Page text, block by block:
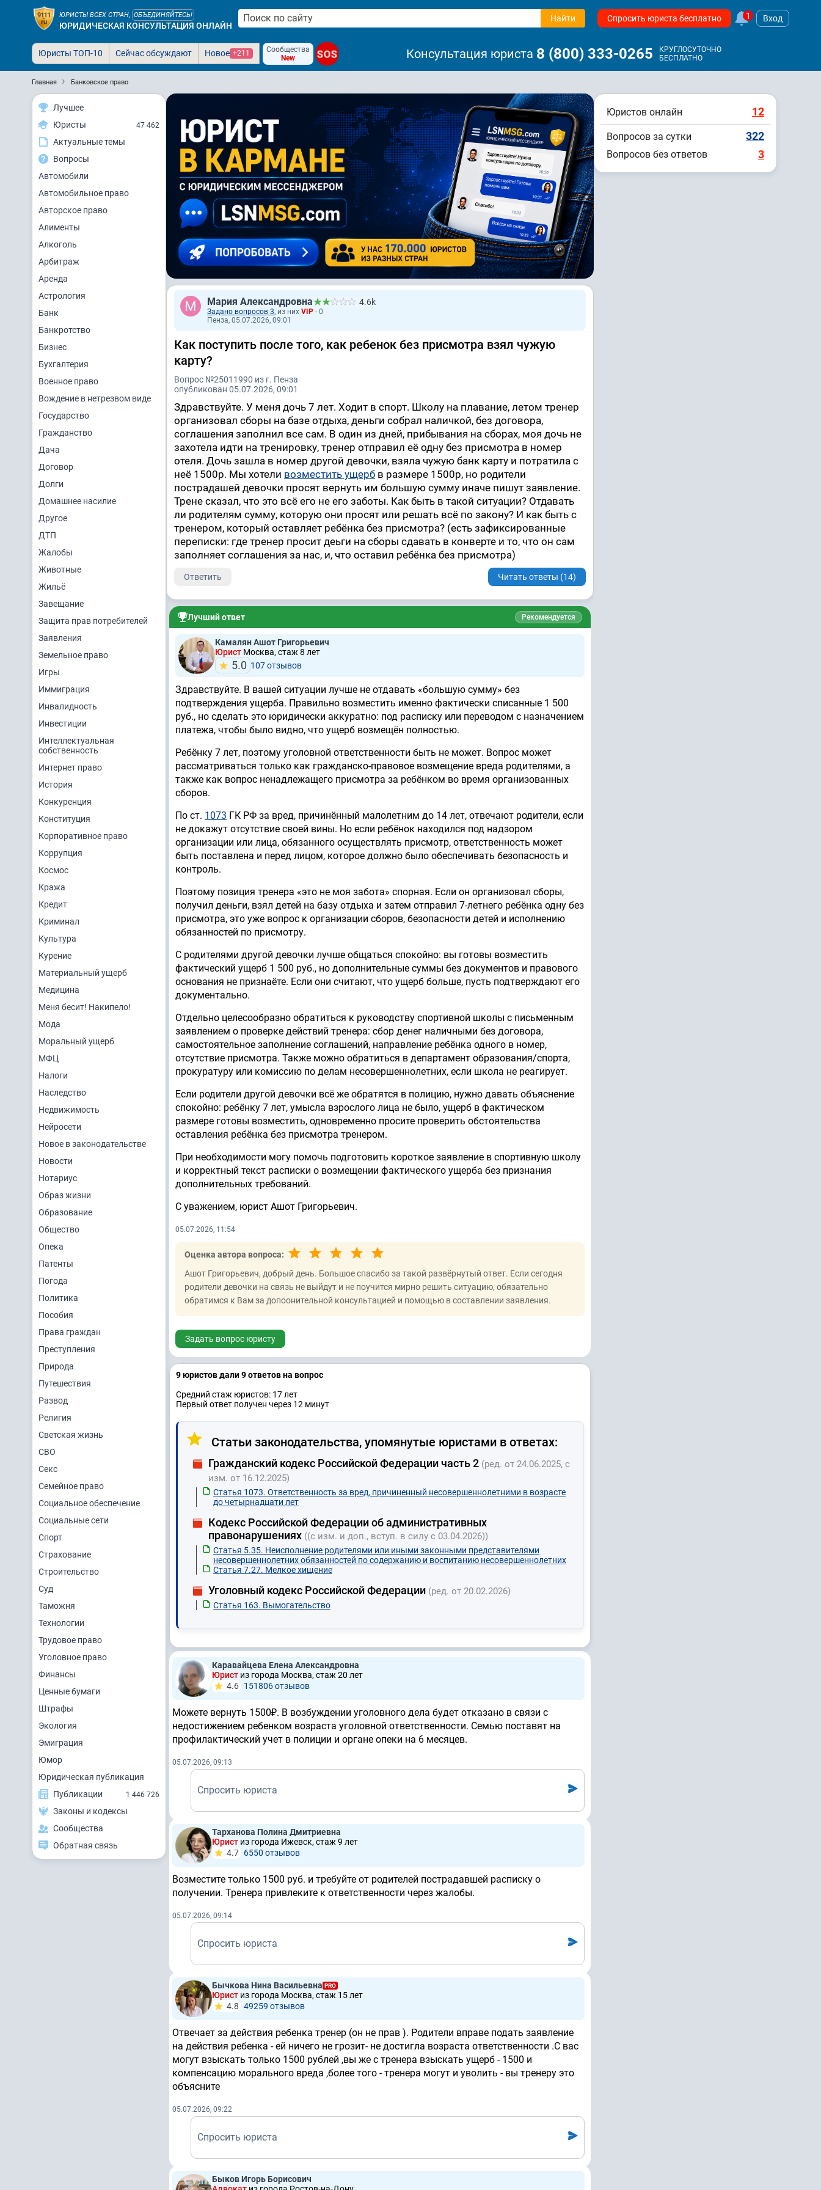
ЮРИСТЫ ВСЕХ СТРАН, ОБЪЕДИНЯЙТЕСЬ!
ЮРИДИЧЕСКАЯ КОНСУЛЬТАЦИЯ ОНЛАЙН
Найти Спросить юриста бесплатно 1 Вход
Юристы ТОП-10 Сейчас обсуждают Новое +211
Сообщества
New
SOS Консультация юриста 8 (800) 333-0265
КРУГЛОСУТОЧНО
БЕСПЛАТНО
Главная Банковское право
Лучшее
Юристы
47 462
Актуальные темы
Вопросы
Автомобили
Автомобильное право
Авторское право
Алименты
Алкоголь
Арбитраж
Аренда
Астрология
Банк
Банкротство
Бизнес
Бухгалтерия
Военное право
Вождение в нетрезвом виде
Государство
Гражданство
Дача
Договор
Долги
Домашнее насилие
Другое
ДТП
Жалобы
Животные
Жильё
Завещание
Защита прав потребителей
Заявления
Земельное право
Игры
Иммиграция
Инвалидность
Инвестиции
Интеллектуальная
собственность
Интернет право
История
Конкуренция
Конституция
Корпоративное право
Коррупция
Космос
Кража
Кредит
Криминал
Культура
Курение
Материальный ущерб
Медицина
Меня бесит! Накипело!
Мода
Моральный ущерб
МФЦ
Налоги
Наследство
Недвижимость
Нейросети
Новое в законодательстве
Новости
Нотариус
Образ жизни
Образование
Общество
Опека
Патенты
Погода
Политика
Пособия
Права граждан
Преступления
Природа
Путешествия
Развод
Религия
Светская жизнь
СВО
Секс
Семейное право
Социальное обеспечение
Социальные сети
Спорт
Страхование
Строительство
Суд
Таможня
Технологии
Трудовое право
Уголовное право
Финансы
Ценные бумаги
Штрафы
Экология
Эмиграция
Юмор
Юридическая публикация
Публикации
1 446 726
Законы и кодексы
Сообщества
Обратная связь
Мария Александровна 4.6k
Задано вопросов 3, из них VIP - 0
Пенза, 05.07.2026, 09:01
Как поступить после того, как ребенок без присмотра взял чужую
карту?
Вопрос №25011990 из г. Пенза
опубликован 05.07.2026, 09:01
Здравствуйте. У меня дочь 7 лет. Ходит в спорт. Школу на плавание, летом тренер
организовал сборы на базе отдыха, деньги собрал наличкой, без договора,
соглашения заполнил все сам. В один из дней, прибывания на сборах, моя дочь не
захотела идти на тренировку, тренер отправил её одну без присмотра в номер
отеля. Дочь зашла в номер другой девочки, взяла чужую банк карту и потратила с
неё 1500р. Мы хотели возместить ущерб в размере 1500р, но родители
пострадашей девочки просят вернуть им большую сумму иначе пишут заявление.
Трене сказал, что это всё его не его заботы. Как быть в такой ситуации? Отдавать
ли родителям сумму, которую они просят или решать всё по закону? И как быть с
тренером, который оставляет ребёнка без присмотра? (есть зафиксированные
переписки: где тренер просит деьги на сборы сдавать в конверте и то, что он сам
заполняет соглашения за нас, и, что оставил ребёнка без присмотра)
Ответить Читать ответы (14)
Лучший ответ Рекомендуется
Камалян Ашот Григорьевич
Юрист Москва, стаж 8 лет
5.0 107 отзывов
Здравствуйте. В вашей ситуации лучше не отдавать «большую сумму» без
подтверждения ущерба. Правильно возместить именно фактически списанные 1 500
руб., но сделать это юридически аккуратно: под расписку или переводом с назначением
платежа, чтобы было видно, что ущерб возмещён полностью.
Ребёнку 7 лет, поэтому уголовной ответственности быть не может. Вопрос может
рассматриваться только как гражданско-правовое возмещение вреда родителями, а
также как вопрос ненадлежащего присмотра за ребёнком во время организованных
сборов.
По ст. 1073 ГК РФ за вред, причинённый малолетним до 14 лет, отвечают родители, если
не докажут отсутствие своей вины. Но если ребёнок находился под надзором
организации или лица, обязанного осуществлять присмотр, ответственность может
быть поставлена и перед лицом, которое должно было обеспечивать безопасность и
контроль.
Поэтому позиция тренера «это не моя забота» спорная. Если он организовал сборы,
получил деньги, взял детей на базу отдыха и затем отправил 7-летнего ребёнка одну без
присмотра, это уже вопрос к организации сборов, безопасности детей и исполнению
обязанностей по присмотру.
С родителями другой девочки лучше общаться спокойно: вы готовы возместить
фактический ущерб 1 500 руб., но дополнительные суммы без документов и правового
основания не признаёте. Если они считают, что ущерб больше, пусть подтверждают его
документально.
Отдельно целесообразно обратиться к руководству спортивной школы с письменным
заявлением о проверке действий тренера: сбор денег наличными без договора,
самостоятельное заполнение соглашений, направление ребёнка одного в номер,
отсутствие присмотра. Также можно обратиться в департамент образования/спорта,
прокуратуру или комиссию по делам несовершеннолетних, если школа не реагирует.
Если родители другой девочки всё же обратятся в полицию, нужно давать объяснение
спокойно: ребёнку 7 лет, умысла взрослого лица не было, ущерб в фактическом
размере готовы возместить, одновременно просите проверить обстоятельства
оставления ребёнка без присмотра тренером.
При необходимости могу помочь подготовить короткое заявление в спортивную школу
и корректный текст расписки о возмещении фактического ущерба без признания
дополнительных требований.
С уважением, юрист Ашот Григорьевич.
05.07.2026, 11:54
Оценка автора вопроса:
Ашот Григорьевич, добрый день. Большое спасибо за такой развёрнутый ответ. Если сегодня
родители девочки на связь не выйдут и не поучится мирно решить ситуацию, обязательно
обратимся к Вам за допоонительной консультацией и помощью в составлении заявления.
Задать вопрос юристу
9 юристов дали 9 ответов на вопрос
Средний стаж юристов: 17 лет
Первый ответ получен через 12 минут
Статьи законодательства, упомянутые юристами в ответах:
Гражданский кодекс Российской Федерации часть 2 (ред. от 24.06.2025, с
изм. от 16.12.2025)
Статья 1073. Ответственность за вред, причиненный несовершеннолетними в возрасте
до четырнадцати лет
Кодекс Российской Федерации об административных
правонарушениях ((с изм. и доп., вступ. в силу с 03.04.2026))
Статья 5.35. Неисполнение родителями или иными законными представителями
несовершеннолетних обязанностей по содержанию и воспитанию несовершеннолетних
Статья 7.27. Мелкое хищение
Уголовный кодекс Российской Федерации (ред. от 20.02.2026)
Статья 163. Вымогательство
Каравайцева Елена Александровна
Юрист из города Москва, стаж 20 лет
4.6 151806 отзывов
Можете вернуть 1500₽. В возбуждении уголовного дела будет отказано в связи с
недостижением ребенком возраста уголовной ответственности. Семью поставят на
профилактический учет в полиции и органе опеки на 6 месяцев.
05.07.2026, 09:13
Спросить юриста
Тарханова Полина Дмитриевна
Юрист из города Ижевск, стаж 9 лет
4.7 6550 отзывов
Возместите только 1500 руб. и требуйте от родителей пострадавшей расписку о
получении. Тренера привлеките к ответственности через жалобы.
05.07.2026, 09:14
Спросить юриста
Бычкова Нина Васильевна PRO
Юрист из города Москва, стаж 15 лет
4.8 49259 отзывов
Отвечает за действия ребенка тренер (он не прав ). Родители вправе подать заявление
на действия ребенка - ей ничего не грозит- не достигла возраста ответственности .С вас
могут взыскать только 1500 рублей ,вы же с тренера взыскать ущерб - 1500 и
компенсацию морального вреда ,более того - тренера могут и уволить - вы тренеру это
объясните
05.07.2026, 09:22
Спросить юриста
Быков Игорь Борисович
Юристов онлайн 12
Вопросов за сутки 322
Вопросов без ответов 3